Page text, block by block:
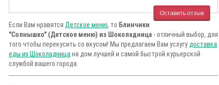
Оставить отзыв
Если Вам нравятся Детское меню, то Блинчики
"Солнышко" (Детское меню) из Шоколадница - отличный выбор, для
того чтобы перекусить со вкусом! Мы предлагаем Вам услугу доставка
еды из Шоколадница на дом лучшей и самой быстрой курьерской
службой вашего города.